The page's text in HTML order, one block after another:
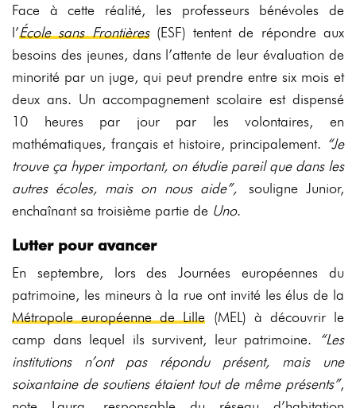
Face à cette réalité, les professeurs bénévoles de
l’École sans Frontières(ESF) tentent de répondre aux
besoins des jeunes, dans l’attente de leur évaluation de
minorité par un juge, qui peut prendre entre six mois et
deux ans. Un accompagnement scolaire est dispensé
10 heures par jour par les volontaires, en
mathématiques, français et histoire, principalement. “Je
trouve ça hyper important, on étudie pareil que dans les
autres écoles, mais on nous aide”,souligne Junior,
enchaînant sa troisième partie de Uno.
Lutter pour avancer
En septembre, lors des Journées européennes du
patrimoine, les mineurs à la rue ont invité les élus de la
Métropole européenne de Lille (MEL) à découvrir le
camp dans lequel ils survivent, leur patrimoine.
“Les
institutions n’ont pas répondu présent, mais une
soixantaine de soutiens étaient tout de même présents”,